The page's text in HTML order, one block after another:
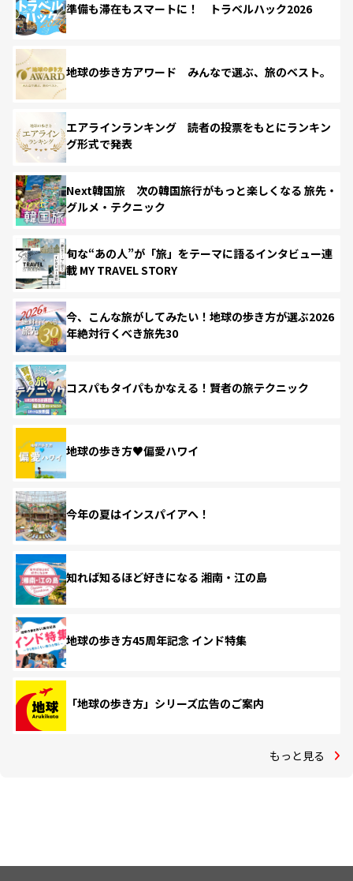
準備も滞在もスマートに！ トラベルハック2026
地球の歩き方アワード みんなで選ぶ、旅のベスト。
エアラインランキング 読者の投票をもとにランキン
グ形式で発表
Next韓国旅 次の韓国旅行がもっと楽しくなる 旅先・
グルメ・テクニック
旬な“あの人”が「旅」をテーマに語るインタビュー連
載 MY TRAVEL STORY
今、こんな旅がしてみたい！地球の歩き方が選ぶ2026
年絶対行くべき旅先30
コスパもタイパもかなえる！賢者の旅テクニック
地球の歩き方♥偏愛ハワイ
今年の夏はインスパイアへ！
知れば知るほど好きになる 湘南・江の島
地球の歩き方45周年記念 インド特集
「地球の歩き方」シリーズ広告のご案内
もっと見る